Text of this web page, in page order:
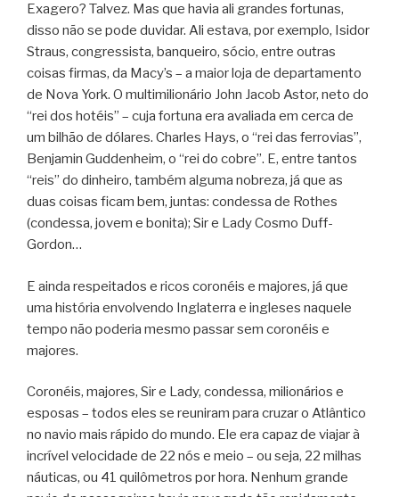
Exagero? Talvez. Mas que havia ali grandes fortunas,
disso não se pode duvidar. Ali estava, por exemplo, Isidor
Straus, congressista, banqueiro, sócio, entre outras
coisas firmas, da Macy’s – a maior loja de departamento
de Nova York. O multimilionário John Jacob Astor, neto do
“rei dos hotéis” – cuja fortuna era avaliada em cerca de
um bilhão de dólares. Charles Hays, o “rei das ferrovias”,
Benjamin Guddenheim, o “rei do cobre”. E, entre tantos
“reis” do dinheiro, também alguma nobreza, já que as
duas coisas ficam bem, juntas: condessa de Rothes
(condessa, jovem e bonita); Sir e Lady Cosmo Duff-
Gordon…
E ainda respeitados e ricos coronéis e majores, já que
uma história envolvendo Inglaterra e ingleses naquele
tempo não poderia mesmo passar sem coronéis e
majores.
Coronéis, majores, Sir e Lady, condessa, milionários e
esposas – todos eles se reuniram para cruzar o Atlântico
no navio mais rápido do mundo. Ele era capaz de viajar à
incrível velocidade de 22 nós e meio – ou seja, 22 milhas
náuticas, ou 41 quilômetros por hora. Nenhum grande